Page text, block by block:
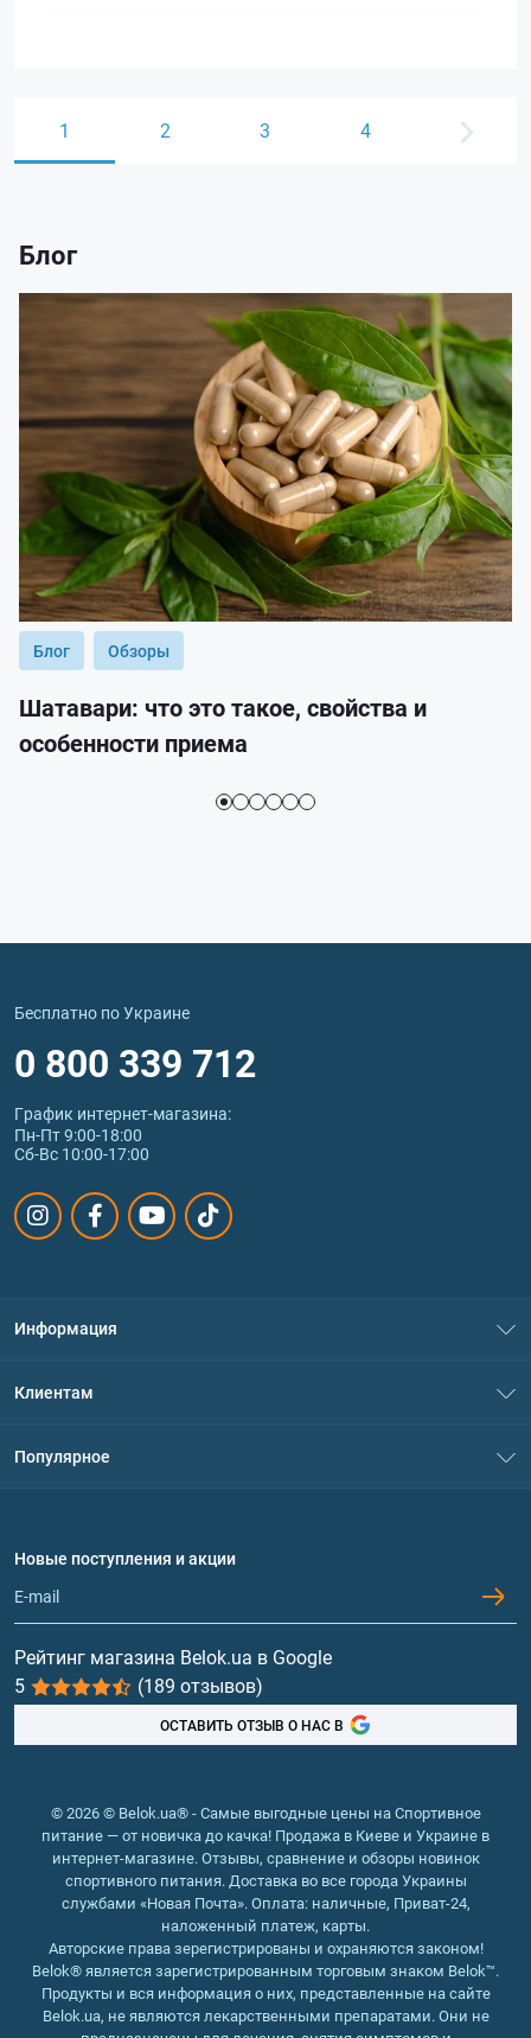
1 2 3 4
Блог
Блог Обзоры
Шатавари: что это такое, свойства и
особенности приема
Бесплатно по Украине
0 800 339 712
График интернет‑магазина:
Пн-Пт 9:00-18:00
Сб-Вс 10:00-17:00
Информация
Политика конфиденциальности
Обмен и возврат
Клиентам
Популярное
Протеин
Гейнеры
Витамины и минералы
Рыбий жир, жирные кислоты
Новые поступления и акции
Рейтинг магазина Belok.ua в Google
5
(189 отзывов)
ОСТАВИТЬ ОТЗЫВ О НАС В
© 2026 © Belok.ua® - Самые выгодные цены на Спортивное
питание — от новичка до качка! Продажа в Киеве и Украине в
интернет-магазине. Отзывы, сравнение и обзоры новинок
спортивного питания. Доставка во все города Украины
службами «Новая Почта». Оплата: наличные, Приват-24,
наложенный платеж, карты.
Авторские права зерегистрированы и охраняются законом!
Belok® является зарегистрированным торговым знаком Belok™.
Продукты и вся информация о них, представленные на сайте
Belok.ua, не являются лекарственными препаратами. Они не